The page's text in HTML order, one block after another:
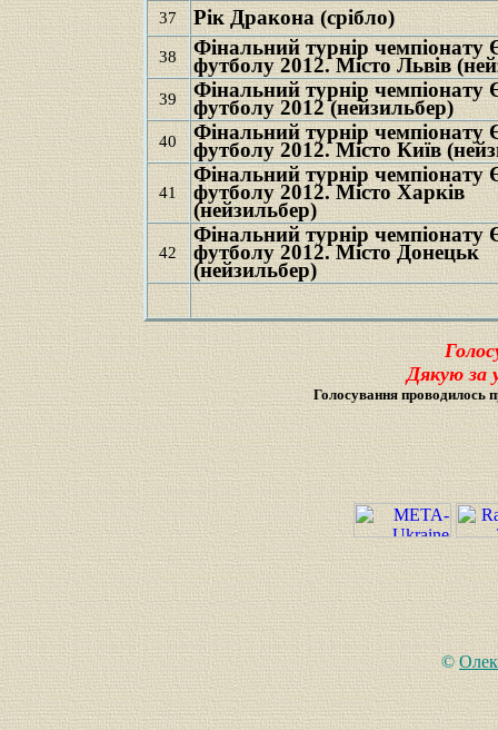
37 Рік Дракона (срібло)
38 Фінальний турнір чемпіонату
футболу 2012. Місто Львів
39 Фінальний турнір чемпіонату
футболу 2012 (нейзильбер)
40 Фінальний турнір чемпіонату
футболу 2012. Місто Київ
41
Фінальний турнір чемпіонату
футболу 2012. Місто Харків
(нейзильбер)
42
Фінальний турнір чемпіонату
футболу 2012. Місто Донецьк
(нейзильбер)
Дякую за
Голосування проводилось
©